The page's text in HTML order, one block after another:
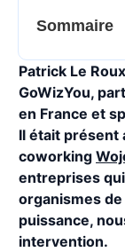
Sommaire
Patrick Le
GoWizYou,
en France et
Il était présent
coworking
entreprises
organismes
puissance,
intervention.